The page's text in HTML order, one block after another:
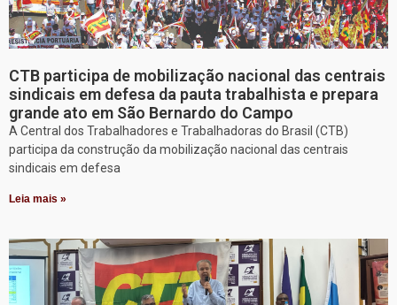
CTB participa de mobilização nacional das centrais
sindicais em defesa da pauta trabalhista e prepara
grande ato em São Bernardo do Campo
A Central dos Trabalhadores e Trabalhadoras do Brasil (CTB)
participa da construção da mobilização nacional das centrais
sindicais em defesa
Leia mais »